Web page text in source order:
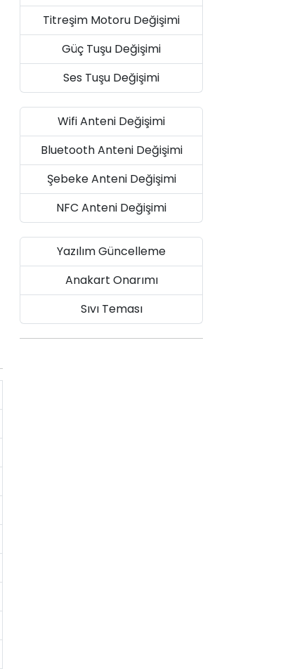
Titreşim Motoru Değişimi
Güç Tuşu Değişimi
Ses Tuşu Değişimi
Wifi Anteni Değişimi
Bluetooth Anteni Değişimi
Şebeke Anteni Değişimi
NFC Anteni Değişimi
Yazılım Güncelleme
Anakart Onarımı
Sıvı Teması